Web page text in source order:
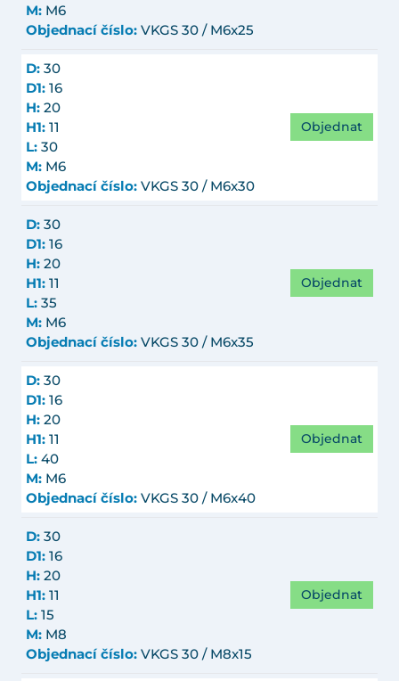
M: M6
Objednací číslo: VKGS 30 / M6x25
D: 30
D1: 16
H: 20
H1: 11
L: 30
M: M6
Objednací číslo: VKGS 30 / M6x30
Objednat
D: 30
D1: 16
H: 20
H1: 11
L: 35
M: M6
Objednací číslo: VKGS 30 / M6x35
Objednat
D: 30
D1: 16
H: 20
H1: 11
L: 40
M: M6
Objednací číslo: VKGS 30 / M6x40
Objednat
D: 30
D1: 16
H: 20
H1: 11
L: 15
M: M8
Objednací číslo: VKGS 30 / M8x15
Objednat